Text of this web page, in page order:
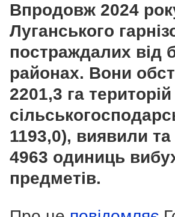
Впродовж 2024
Луганського
постраждалих від
районах. Вони
2201,3 га
1193,0), виявили
4963 одиниць
предметів.